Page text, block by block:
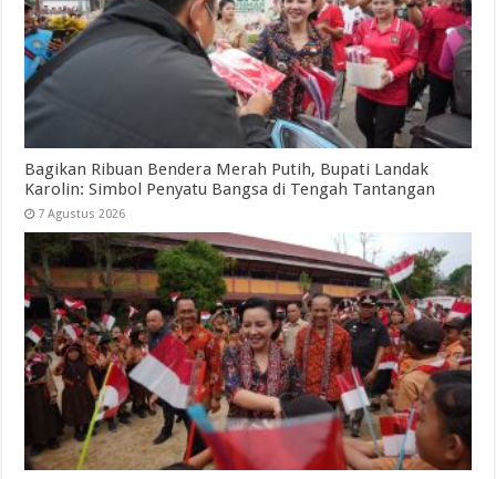
Bagikan Ribuan Bendera Merah Putih, Bupati Landak
Karolin: Simbol Penyatu Bangsa di Tengah Tantangan
7 Agustus 2026